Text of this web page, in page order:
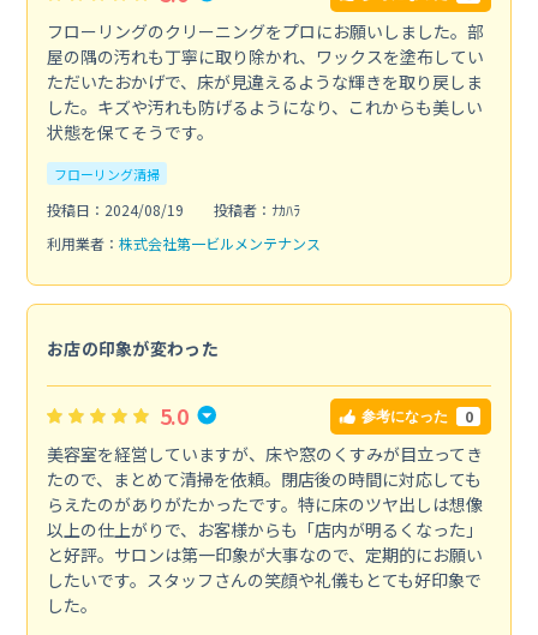
フローリングのクリーニングをプロにお願いしました。部
屋の隅の汚れも丁寧に取り除かれ、ワックスを塗布してい
ただいたおかげで、床が見違えるような輝きを取り戻しま
した。キズや汚れも防げるようになり、これからも美しい
状態を保てそうです。
フローリング清掃
投稿日：2024/08/19
投稿者：ﾅｶﾊﾗ
利用業者： 株式会社第一ビルメンテナンス
お店の印象が変わった
5.0 参考になった 0
美容室を経営していますが、床や窓のくすみが目立ってき
たので、まとめて清掃を依頼。閉店後の時間に対応しても
らえたのがありがたかったです。特に床のツヤ出しは想像
以上の仕上がりで、お客様からも「店内が明るくなった」
と好評。サロンは第一印象が大事なので、定期的にお願い
したいです。スタッフさんの笑顔や礼儀もとても好印象で
した。